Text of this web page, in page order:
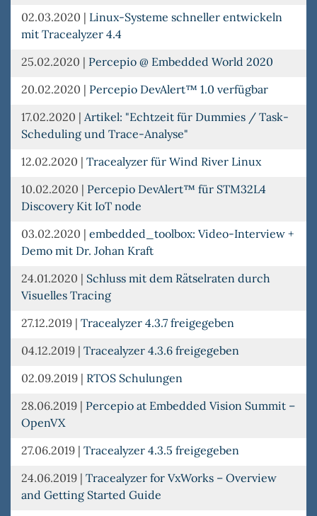
02.03.2020 | Linux-Systeme schneller entwickeln
mit Tracealyzer 4.4
25.02.2020 | Percepio @ Embedded World 2020
20.02.2020 | Percepio DevAlert™ 1.0 verfügbar
17.02.2020 | Artikel: "Echtzeit für Dummies / Task-
Scheduling und Trace-Analyse"
12.02.2020 | Tracealyzer für Wind River Linux
10.02.2020 | Percepio DevAlert™ für STM32L4
Discovery Kit IoT node
03.02.2020 | embedded_toolbox: Video-Interview +
Demo mit Dr. Johan Kraft
24.01.2020 | Schluss mit dem Rätselraten durch
Visuelles Tracing
27.12.2019 | Tracealyzer 4.3.7 freigegeben
04.12.2019 | Tracealyzer 4.3.6 freigegeben
02.09.2019 | RTOS Schulungen
28.06.2019 | Percepio at Embedded Vision Summit –
OpenVX
27.06.2019 | Tracealyzer 4.3.5 freigegeben
24.06.2019 | Tracealyzer for VxWorks – Overview
and Getting Started Guide